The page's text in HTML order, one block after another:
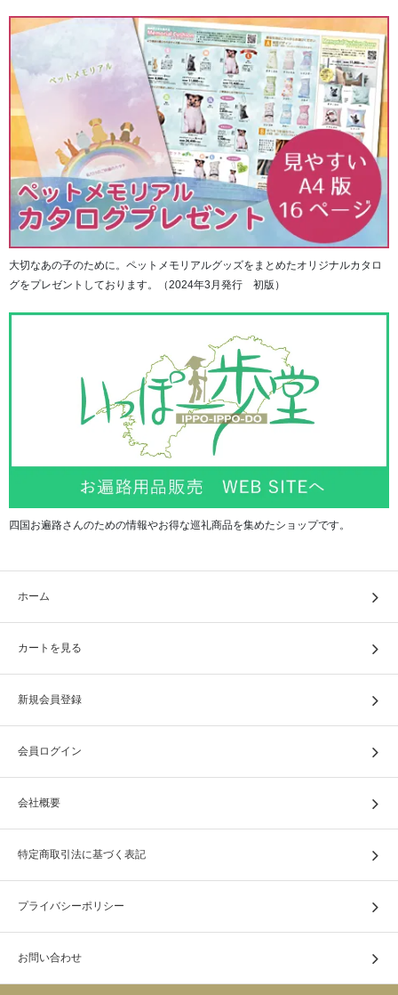
大切なあの子のために。ペットメモリアルグッズをまとめたオリジナルカタロ
グをプレゼントしております。（2024年3月発行 初版）
四国お遍路さんのための情報やお得な巡礼商品を集めたショップです。
ホーム
カートを見る
新規会員登録
会員ログイン
会社概要
特定商取引法に基づく表記
プライバシーポリシー
お問い合わせ